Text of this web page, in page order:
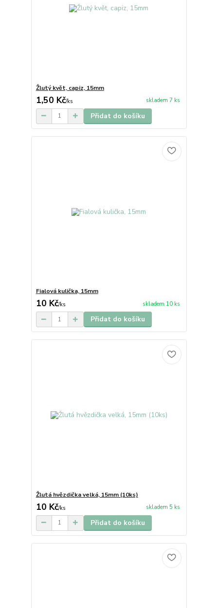
Žlutý květ, capiz, 15mm
1,50 Kč/ks skladem 7 ks
Přidat do košíku
Fialová kulička, 15mm
10 Kč/ks skladem 10 ks
Přidat do košíku
Žlutá hvězdička velká, 15mm (10ks)
10 Kč/ks skladem 5 ks
Přidat do košíku